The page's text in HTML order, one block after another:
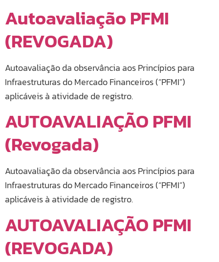
Autoavaliação PFMI
(REVOGADA)
Autoavaliação da observância aos Princípios para
Infraestruturas do Mercado Financeiros (“PFMI”)
aplicáveis à atividade de registro.
AUTOAVALIAÇÃO PFMI
(Revogada)
Autoavaliação da observância aos Princípios para
Infraestruturas do Mercado Financeiros (“PFMI”)
aplicáveis à atividade de registro.
AUTOAVALIAÇÃO PFMI
(REVOGADA)